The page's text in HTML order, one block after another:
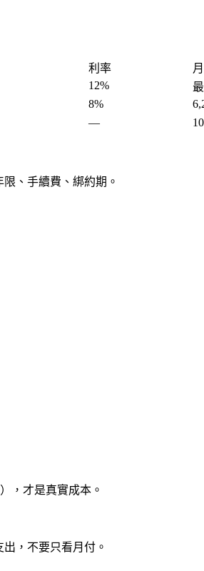
利率
12%
8%
—
、手續費、綁約期。
，才是真實成本。
出 ，不要只看月付。